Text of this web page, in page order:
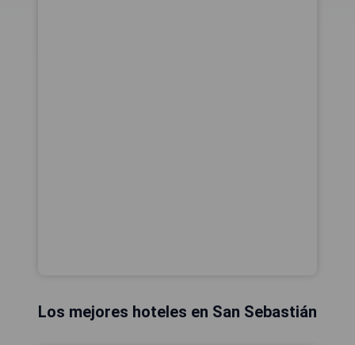
Los mejores hoteles en San Sebastián